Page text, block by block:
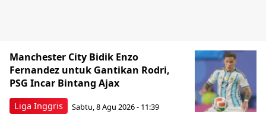
Liga Inggris
Manchester City Bidik Enzo
Fernandez untuk Gantikan Rodri,
PSG Incar Bintang Ajax
Sabtu, 8 Agu 2026 - 11:39